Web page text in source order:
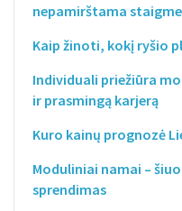
nepamirštama
Kaip žinoti, kokį ryšio
Individuali priežiūra
ir prasmingą karjerą
Kuro kainų prognozė
Moduliniai namai –
sprendimas